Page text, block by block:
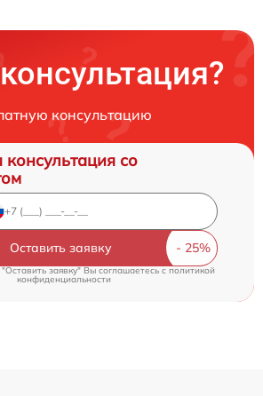
консультацию
консультация со
Оставить заявку
заявку" Вы соглашаетесь cполитикой
конфиденциальности